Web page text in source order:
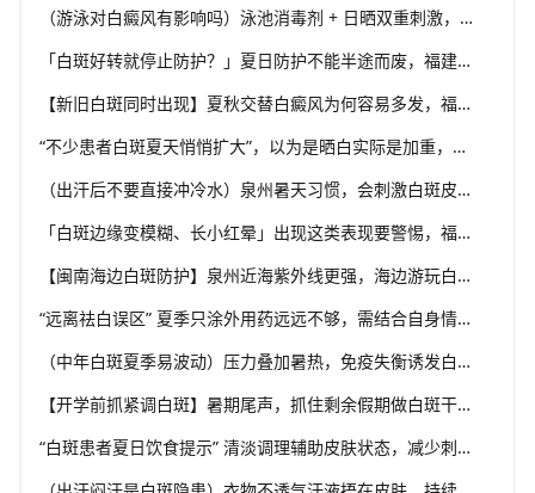
（游泳对白癜风有影响吗）泳池消毒剂 + 日晒双重刺激，福建泉州中科白癜风医院讲解白斑患者游泳注意事项
「白斑好转就停止防护？」夏日防护不能半途而废，福建泉州中科白癜风医院告诫白癜风防护治疗同步进行原则
【新旧白斑同时出现】夏秋交替白癜风为何容易多发，福建泉州中科白癜风医院结合泉州气候解析发病诱发条件
“不少患者白斑夏天悄悄扩大”，以为是晒白实际是加重，福建泉州中科白癜风医院提醒区分白斑不同状态变化
（出汗后不要直接冲冷水）泉州暑天习惯，会刺激白斑皮肤屏障吗？福建泉州中科白癜风医院科普白斑皮肤养护常识
「白斑边缘变模糊、长小红晕」出现这类表现要警惕，福建泉州中科白癜风医院教白癜风识别进展期信号
【闽南海边白斑防护】泉州近海紫外线更强，海边游玩白斑防护要升级，福建泉州中科白癜风医院给出海边出行实用方案
“远离祛白误区” 夏季只涂外用药远远不够，需结合自身情况综合干预，福建泉州中科白癜风医院坚持白癜风分型分诊理念
（中年白斑夏季易波动）压力叠加暑热，免疫失衡诱发白斑变化，福建泉州中科白癜风医院科普成人白癜风夏季管理思路
【开学前抓紧调白斑】暑期尾声，抓住剩余假期做白斑干预，福建泉州中科白癜风医院助力学生群体从容应对校园生活
“白斑患者夏日饮食提示” 清淡调理辅助皮肤状态，减少刺激类食物，福建泉州中科白癜风医院分享白癜风夏季饮食科普